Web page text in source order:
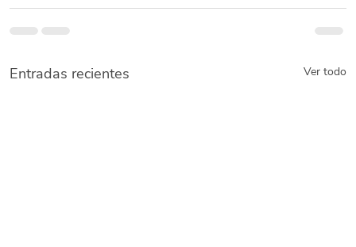
Entradas recientes Ver todo